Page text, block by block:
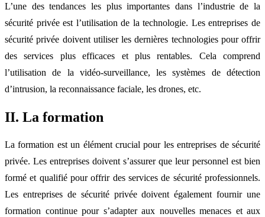
L’une des tendances les plus importantes dans l’industrie de la
sécurité privée est l’utilisation de la technologie. Les entreprises de
sécurité privée doivent utiliser les dernières technologies pour offrir
des services plus efficaces et plus rentables. Cela comprend
l’utilisation de la vidéo-surveillance, les systèmes de détection
d’intrusion, la reconnaissance faciale, les drones, etc.
II. La formation
La formation est un élément crucial pour les entreprises de sécurité
privée. Les entreprises doivent s’assurer que leur personnel est bien
formé et qualifié pour offrir des services de sécurité professionnels.
Les entreprises de sécurité privée doivent également fournir une
formation continue pour s’adapter aux nouvelles menaces et aux